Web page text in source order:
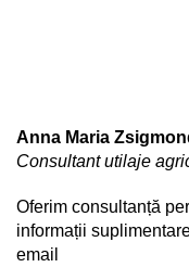
Anna Maria
Consultant utilaje
Oferim consultanță
informații
email